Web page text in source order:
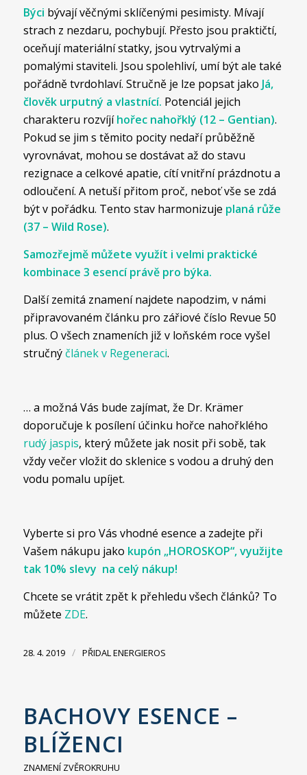
Býci bývají věčnými sklíčenými pesimisty. Mívají
strach z nezdaru, pochybují. Přesto jsou praktičtí,
oceňují materiální statky, jsou vytrvalými a
pomalými staviteli. Jsou spolehliví, umí být ale také
pořádně tvrdohlaví. Stručně je lze popsat jako Já,
člověk urputný a vlastnící. Potenciál jejich
charakteru rozvíjíhořec nahořklý (12 – Gentian).
Pokud se jim s těmito pocity nedaří průběžně
vyrovnávat, mohou se dostávat až do stavu
rezignace a celkové apatie, cítí vnitřní prázdnotu a
odloučení. A netuší přitom proč, neboť vše se zdá
být v pořádku. Tento stav harmonizuje planá růže
(37 – Wild Rose).
Samozřejmě můžete využít i velmi praktické
kombinace 3 esencí právě pro býka.
Další zemitá znamení najdete napodzim, v námi
připravovaném článku pro zářiové číslo Revue 50
plus. O všech znameních již v loňském roce vyšel
stručný článek v Regeneraci.
… a možná Vás bude zajímat, že Dr. Krämer
doporučuje k posílení účinku hořce nahořklého
rudý jaspis, který můžete jak nosit při sobě, tak
vždy večer vložit do sklenice s vodou a druhý den
vodu pomalu upíjet.
Vyberte si pro Vás vhodné esence a zadejte při
Vašem nákupu jako kupón „HOROSKOP“, využijte
tak 10% slevy na celý nákup!
Chcete se vrátit zpět k přehledu všech článků? To
můžete ZDE.
28. 4. 2019 / PŘIDALENERGIEROS
BACHOVY ESENCE –
BLÍŽENCI
ZNAMENÍ ZVĚROKRUHU